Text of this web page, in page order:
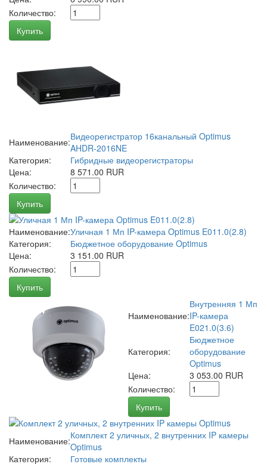
Количество:
Купить
Наименование:Видеорегистратор 16канальный Optimus
AHDR-2016NE
Категория:
Гибридные видеорегистраторы
Цена:
8 571.00 RUR
Количество:
Купить
Наименование:Уличная 1 Мп IP-камера Optimus E011.0(2.8)
Категория:
Бюджетное оборудование Optimus
Цена:
3 151.00 RUR
Количество:
Купить
Наименование:
Внутренняя 1 Мп
IP-камера
E021.0(3.6)
Категория:
Бюджетное
оборудование
Optimus
Цена:
3 053.00 RUR
Количество:
Купить
Наименование:Комплект 2 уличных, 2 внутренних IP камеры
Optimus
Категория:
Готовые комплекты